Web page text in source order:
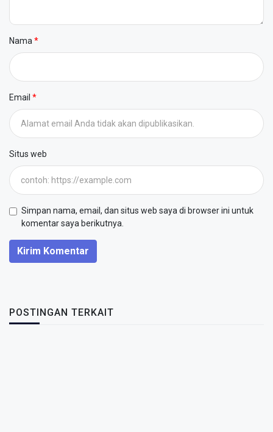
Nama
Email
Situs web
Simpan nama, email, dan situs web saya di browser ini untuk
komentar saya berikutnya.
Kirim Komentar
POSTINGAN TERKAIT